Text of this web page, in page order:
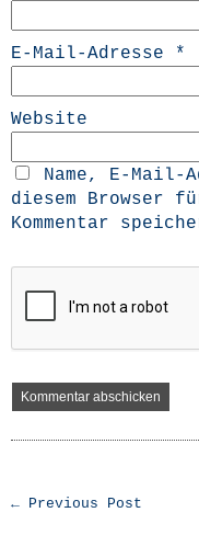
E-Mail-Adresse *
Website
Name, E-Mail-
diesem Browser
Kommentar
← Previous Post